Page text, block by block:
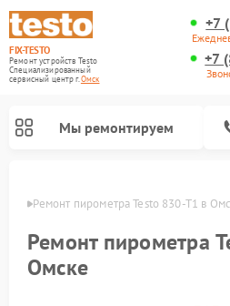
FIX-TESTO
Ремонт устройств Testo
Специализированный
cервисный центр г.Омск
+7
+7
Мы ремонтируем
Ремонт пирометра Testo 830-T1 в
Ремонт пирометра
Омске